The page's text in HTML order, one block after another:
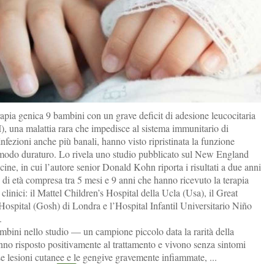
genica 9 bambini con un grave deficit di adesione leucocitaria
malattia rara che impedisce al sistema immunitario di
anche più banali, hanno visto ripristinata la funzione
duraturo. Lo rivela uno studio pubblicato sul New England
in cui l’autore senior Donald Kohn riporta i risultati a due anni
età compresa tra 5 mesi e 9 anni che hanno ricevuto la terapia
clinici: il Mattel Children’s Hospital della Ucla (Usa), il Great
(Gosh) di Londra e l’Hospital Infantil Universitario Niño
nello studio — un campione piccolo data la rarità della
risposto positivamente al trattamento e vivono senza sintomi
lesioni cutanee e le gengive gravemente infiammate, ...